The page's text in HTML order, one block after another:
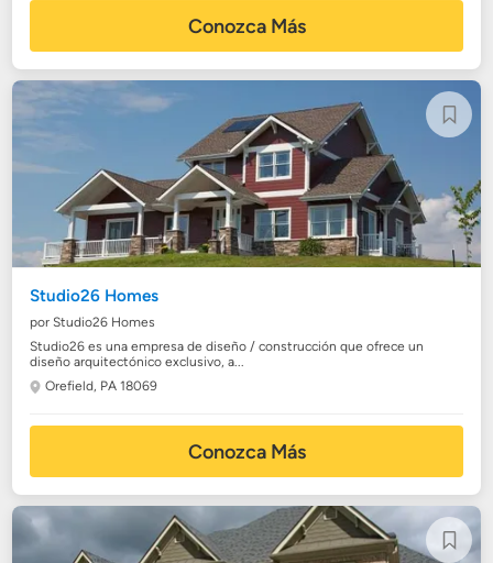
Conozca Más
Studio26 Homes
por Studio26 Homes
Studio26 es una empresa de diseño / construcción que ofrece un
diseño arquitectónico exclusivo, a...
Orefield, PA 18069
Conozca Más